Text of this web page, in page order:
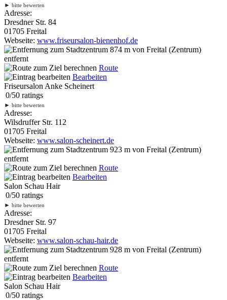
► bitte bewerten
Adresse:
Dresdner Str. 84
01705 Freital
Webseite: www.friseursalon-bienenhof.de
874 m von Freital (Zentrum)
entfernt
Route
Bearbeiten
Friseursalon Anke Scheinert
0/50 ratings
► bitte bewerten
Adresse:
Wilsdruffer Str. 112
01705 Freital
Webseite: www.salon-scheinert.de
923 m von Freital (Zentrum)
entfernt
Route
Bearbeiten
Salon Schau Hair
0/50 ratings
► bitte bewerten
Adresse:
Dresdner Str. 97
01705 Freital
Webseite: www.salon-schau-hair.de
928 m von Freital (Zentrum)
entfernt
Route
Bearbeiten
Salon Schau Hair
0/50 ratings